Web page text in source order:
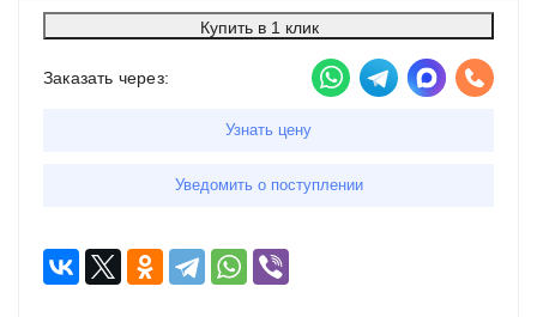
Купить в 1 клик
Заказать через:
Узнать цену
Уведомить о поступлении